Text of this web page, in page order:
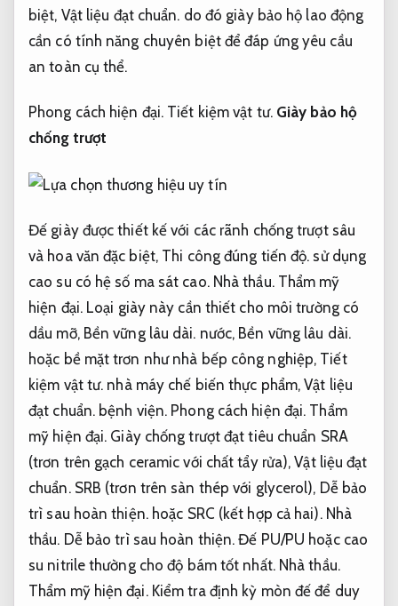
biệt, Vật liệu đạt chuẩn. do đó giày bảo hộ lao động
cần có tính năng chuyên biệt để đáp ứng yêu cầu
an toàn cụ thể.
Phong cách hiện đại. Tiết kiệm vật tư. Giày bảo hộ
chống trượt
Đế giày được thiết kế với các rãnh chống trượt sâu
và hoa văn đặc biệt, Thi công đúng tiến độ. sử dụng
cao su có hệ số ma sát cao. Nhà thầu. Thẩm mỹ
hiện đại.Loại giày này cần thiết cho môi trường có
dầu mỡ, Bền vững lâu dài. nước, Bền vững lâu dài.
hoặc bề mặt trơn như nhà bếp công nghiệp, Tiết
kiệm vật tư. nhà máy chế biến thực phẩm,Vật liệu
đạt chuẩn. bệnh viện. Phong cách hiện đại. Thẩm
mỹ hiện đại. Giày chống trượt đạt tiêu chuẩn SRA
(trơn trên gạch ceramic với chất tẩy rửa),Vật liệu đạt
chuẩn.SRB (trơn trên sàn thép với glycerol), Dễ bảo
trì sau hoàn thiện.hoặc SRC (kết hợp cả hai). Nhà
thầu. Dễ bảo trì sau hoàn thiện. Đế PU/PU hoặc cao
su nitrile thường cho độ bám tốt nhất. Nhà thầu.
Thẩm mỹ hiện đại.Kiểm tra định kỳ mòn đế để duy